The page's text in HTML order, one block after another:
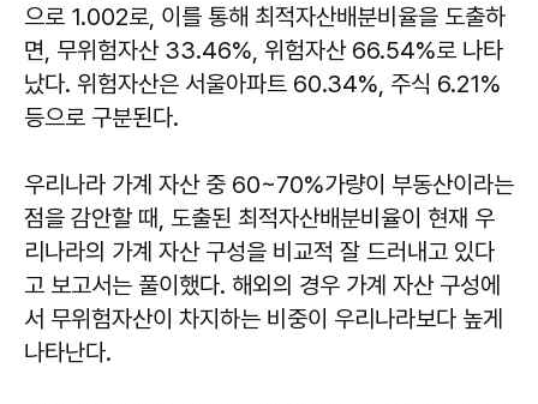
으로 1.002로, 이를 통해 최적자산배분비율을 도출하
면, 무위험자산 33.46%, 위험자산 66.54%로 나타
났다. 위험자산은 서울아파트 60.34%, 주식 6.21%
등으로 구분된다.
우리나라 가계 자산 중 60~70%가량이 부동산이라는
점을 감안할 때, 도출된 최적자산배분비율이 현재 우
리나라의 가계 자산 구성을 비교적 잘 드러내고 있다
고 보고서는 풀이했다. 해외의 경우 가계 자산 구성에
서 무위험자산이 차지하는 비중이 우리나라보다 높게
나타난다.